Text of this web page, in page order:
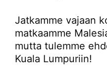
Jatkamme vajaan
matkaamme
mutta tulemme
Kuala Lumpuriin!